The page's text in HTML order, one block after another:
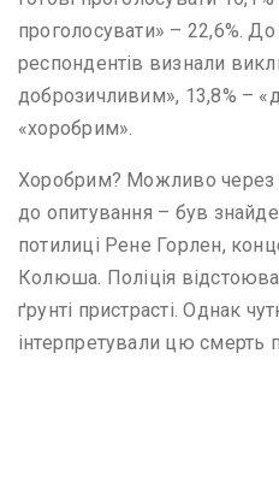
проголосувати» – 22,6%.
респондентів визнали
доброзичливим», 13,8% –
«хоробрим».
Хоробрим? Можливо через
до опитування – був
потилиці Рене Горлен,
Колюша. Поліція
ґрунті пристрасті. Однак
інтерпретували цю смерть